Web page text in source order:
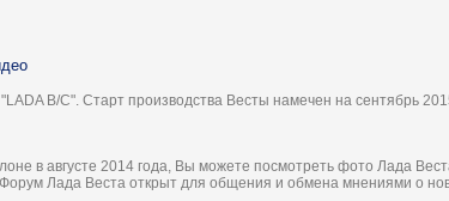
B/C". Старт производства Весты намечен на сентябрь
в августе 2014 года, Вы можете посмотреть фото Лада
Форум Лада Веста открыт для общения и обмена мнениями о